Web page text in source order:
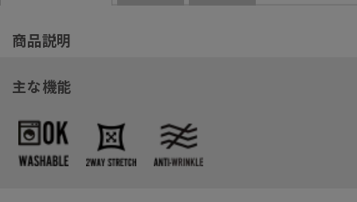
商品説明
主な機能